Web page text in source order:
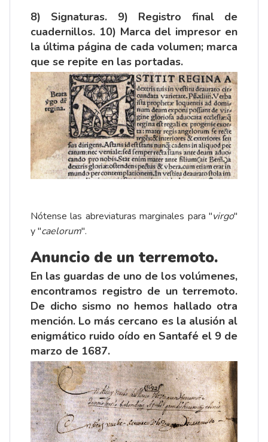
8) Signaturas. 9) Registro final de
cuadernillos. 10) Marca del impresor en
la última página de cada volumen; marca
que se repite en las portadas.
Nótense las abreviaturas marginales para "virgo"
y "caelorum".
Anuncio de un terremoto.
En las guardas de uno de los volúmenes,
encontramos registro de un terremoto.
De dicho sismo no hemos hallado otra
mención. Lo más cercano es la alusión al
enigmático ruido oído en Santafé el 9 de
marzo de 1687.